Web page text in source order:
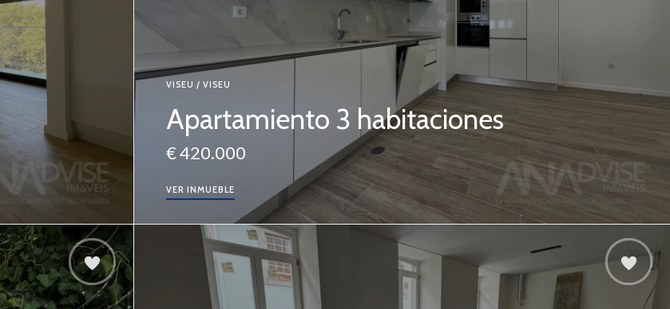
VISEU / VISEU
Apartamiento 3 habitaciones
€ 420.000
VER INMUEBLE